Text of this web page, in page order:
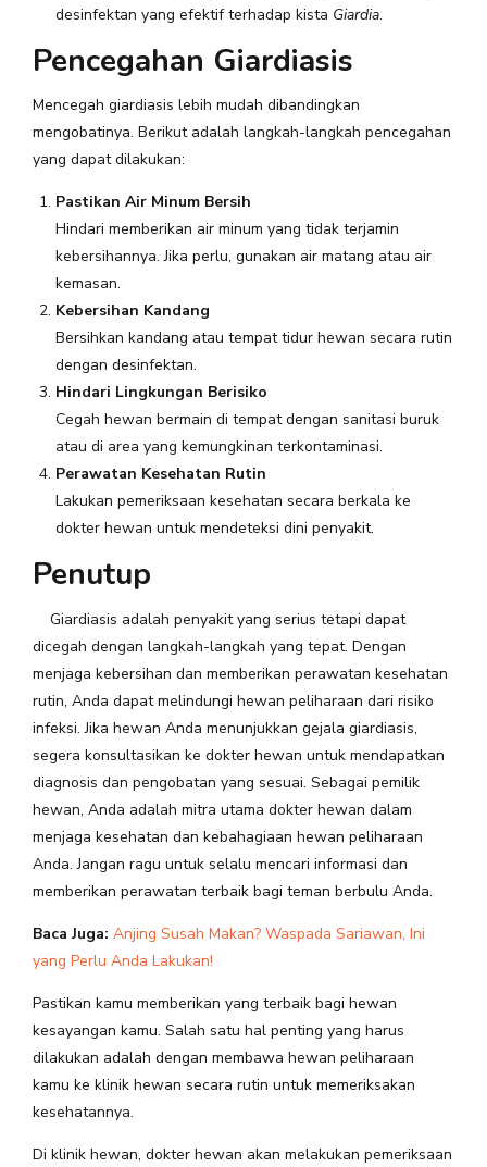
desinfektan yang efektif terhadap kista Giardia.
Pencegahan Giardiasis
Mencegah giardiasis lebih mudah dibandingkan
mengobatinya. Berikut adalah langkah-langkah pencegahan
yang dapat dilakukan:
Pastikan Air Minum Bersih
Hindari memberikan air minum yang tidak terjamin
kebersihannya. Jika perlu, gunakan air matang atau air
kemasan.
Kebersihan Kandang
Bersihkan kandang atau tempat tidur hewan secara rutin
dengan desinfektan.
Hindari Lingkungan Berisiko
Cegah hewan bermain di tempat dengan sanitasi buruk
atau di area yang kemungkinan terkontaminasi.
Perawatan Kesehatan Rutin
Lakukan pemeriksaan kesehatan secara berkala ke
dokter hewan untuk mendeteksi dini penyakit.
Penutup
Giardiasis adalah penyakit yang serius tetapi dapat
dicegah dengan langkah-langkah yang tepat. Dengan
menjaga kebersihan dan memberikan perawatan kesehatan
rutin, Anda dapat melindungi hewan peliharaan dari risiko
infeksi. Jika hewan Anda menunjukkan gejala giardiasis,
segera konsultasikan ke dokter hewan untuk mendapatkan
diagnosis dan pengobatan yang sesuai. Sebagai pemilik
hewan, Anda adalah mitra utama dokter hewan dalam
menjaga kesehatan dan kebahagiaan hewan peliharaan
Anda. Jangan ragu untuk selalu mencari informasi dan
memberikan perawatan terbaik bagi teman berbulu Anda.
Baca Juga: Anjing Susah Makan? Waspada Sariawan, Ini
yang Perlu Anda Lakukan!
Pastikan kamu memberikan yang terbaik bagi hewan
kesayangan kamu. Salah satu hal penting yang harus
dilakukan adalah dengan membawa hewan peliharaan
kamu ke klinik hewan secara rutin untuk memeriksakan
kesehatannya.
Di klinik hewan, dokter hewan akan melakukan pemeriksaan